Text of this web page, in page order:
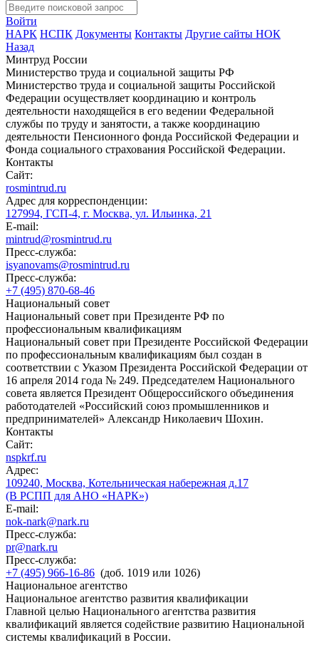
Войти
НАРК НСПК Документы Контакты Другие сайты НОК
Назад
Минтруд России
Министерство труда и социальной защиты РФ
Министерство труда и социальной защиты Российской
Федерации осуществляет координацию и контроль
деятельности находящейся в его ведении Федеральной
службы по труду и занятости, а также координацию
деятельности Пенсионного фонда Российской Федерации и
Фонда социального страхования Российской Федерации.
Контакты
Сайт:
rosmintrud.ru
Адрес для корреспонденции:
127994, ГСП-4, г. Москва, ул. Ильинка, 21
E-mail:
mintrud@rosmintrud.ru
Пресс-служба:
isyanovams@rosmintrud.ru
Пресс-служба:
+7 (495) 870-68-46
Национальный совет
Национальный совет при Президенте РФ по
профессиональным квалификациям
Национальный совет при Президенте Российской Федерации
по профессиональным квалификациям был создан в
соответствии с Указом Президента Российской Федерации от
16 апреля 2014 года № 249. Председателем Национального
совета является Президент Общероссийского объединения
работодателей «Российский союз промышленников и
предпринимателей» Александр Николаевич Шохин.
Контакты
Сайт:
nspkrf.ru
Адрес:
109240, Москва, Котельническая набережная д.17
(В РСПП для АНО «НАРК»)
E-mail:
nok-nark@nark.ru
Пресс-служба:
pr@nark.ru
Пресс-служба:
+7 (495) 966-16-86 (доб. 1019 или 1026)
Национальное агентство
Национальное агентство развития квалификации
Главной целью Национального агентства развития
квалификаций является содействие развитию Национальной
системы квалификаций в России.